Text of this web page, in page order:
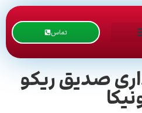
تماس
صدیق ریکو